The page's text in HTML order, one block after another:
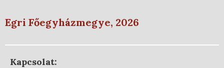
Egri Főegyházmegye, 2026
Kapcsolat: